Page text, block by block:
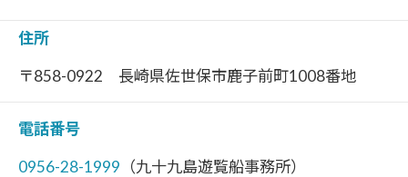
住所
〒858-0922 長崎県佐世保市鹿子前町1008番地
電話番号
0956-28-1999 （九十九島遊覧船事務所）